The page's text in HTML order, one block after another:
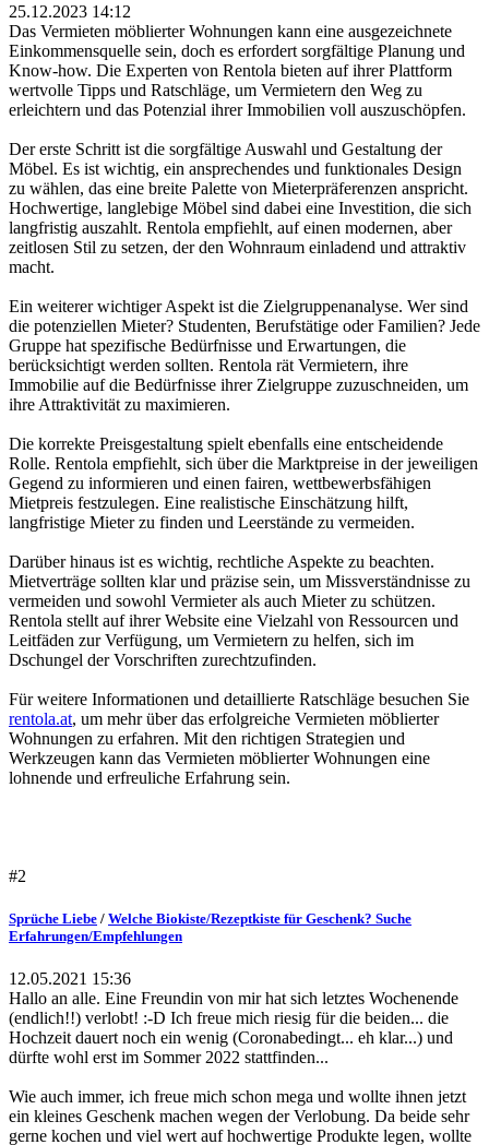
25.12.2023 14:12
Das Vermieten möblierter Wohnungen kann eine ausgezeichnete
Einkommensquelle sein, doch es erfordert sorgfältige Planung und
Know-how. Die Experten von Rentola bieten auf ihrer Plattform
wertvolle Tipps und Ratschläge, um Vermietern den Weg zu
erleichtern und das Potenzial ihrer Immobilien voll auszuschöpfen.
Der erste Schritt ist die sorgfältige Auswahl und Gestaltung der
Möbel. Es ist wichtig, ein ansprechendes und funktionales Design
zu wählen, das eine breite Palette von Mieterpräferenzen anspricht.
Hochwertige, langlebige Möbel sind dabei eine Investition, die sich
langfristig auszahlt. Rentola empfiehlt, auf einen modernen, aber
zeitlosen Stil zu setzen, der den Wohnraum einladend und attraktiv
macht.
Ein weiterer wichtiger Aspekt ist die Zielgruppenanalyse. Wer sind
die potenziellen Mieter? Studenten, Berufstätige oder Familien? Jede
Gruppe hat spezifische Bedürfnisse und Erwartungen, die
berücksichtigt werden sollten. Rentola rät Vermietern, ihre
Immobilie auf die Bedürfnisse ihrer Zielgruppe zuzuschneiden, um
ihre Attraktivität zu maximieren.
Die korrekte Preisgestaltung spielt ebenfalls eine entscheidende
Rolle. Rentola empfiehlt, sich über die Marktpreise in der jeweiligen
Gegend zu informieren und einen fairen, wettbewerbsfähigen
Mietpreis festzulegen. Eine realistische Einschätzung hilft,
langfristige Mieter zu finden und Leerstände zu vermeiden.
Darüber hinaus ist es wichtig, rechtliche Aspekte zu beachten.
Mietverträge sollten klar und präzise sein, um Missverständnisse zu
vermeiden und sowohl Vermieter als auch Mieter zu schützen.
Rentola stellt auf ihrer Website eine Vielzahl von Ressourcen und
Leitfäden zur Verfügung, um Vermietern zu helfen, sich im
Dschungel der Vorschriften zurechtzufinden.
Für weitere Informationen und detaillierte Ratschläge besuchen Sie
rentola.at, um mehr über das erfolgreiche Vermieten möblierter
Wohnungen zu erfahren. Mit den richtigen Strategien und
Werkzeugen kann das Vermieten möblierter Wohnungen eine
lohnende und erfreuliche Erfahrung sein.
#2
Sprüche Liebe / Welche Biokiste/Rezeptkiste für Geschenk? Suche
Erfahrungen/Empfehlungen
12.05.2021 15:36
Hallo an alle. Eine Freundin von mir hat sich letztes Wochenende
(endlich!!) verlobt! :-D Ich freue mich riesig für die beiden... die
Hochzeit dauert noch ein wenig (Coronabedingt... eh klar...) und
dürfte wohl erst im Sommer 2022 stattfinden...
Wie auch immer, ich freue mich schon mega und wollte ihnen jetzt
ein kleines Geschenk machen wegen der Verlobung. Da beide sehr
gerne kochen und viel wert auf hochwertige Produkte legen, wollte